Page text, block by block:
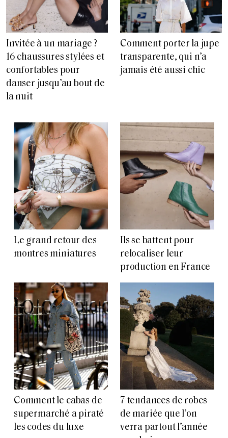
Invitée à un mariage ?
16 chaussures stylées et
confortables pour
danser jusqu’au bout de
la nuit
Comment porter la jupe
transparente, qui n’a
jamais été aussi chic
Le grand retour des
montres miniatures
Ils se battent pour
relocaliser leur
production en France
Comment le cabas de
supermarché a piraté
les codes du luxe
7 tendances de robes
de mariée que l’on
verra partout l’année